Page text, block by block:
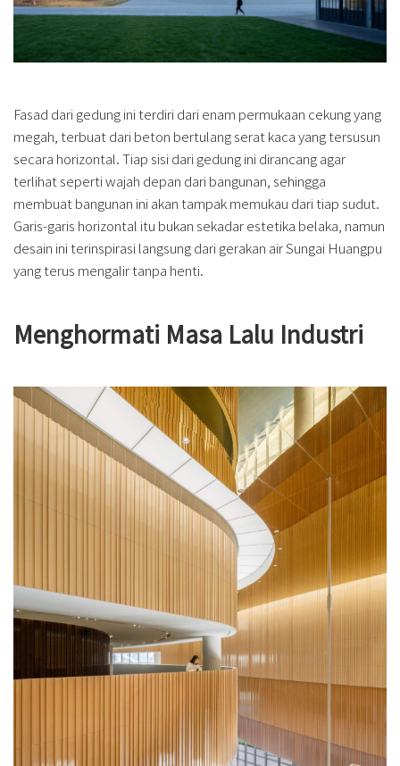
Fasad dari gedung ini terdiri dari enam permukaan cekung yang
megah, terbuat dari beton bertulang serat kaca yang tersusun
secara horizontal. Tiap sisi dari gedung ini dirancang agar
terlihat seperti wajah depan dari bangunan, sehingga
membuat bangunan ini akan tampak memukau dari tiap sudut.
Garis-garis horizontal itu bukan sekadar estetika belaka, namun
desain ini terinspirasi langsung dari gerakan air Sungai Huangpu
yang terus mengalir tanpa henti.
Menghormati Masa Lalu Industri